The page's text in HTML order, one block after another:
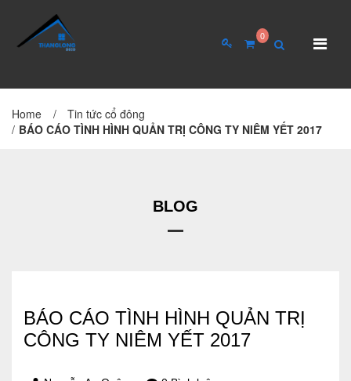
0
TRANG CHỦ
Hồ sơ năng lực
Tin tức cổ đông
Đại hội cổ đông
Home /
Tin tức cổ đông
/ BÁO CÁO TÌNH HÌNH QUẢN TRỊ CÔNG TY NIÊM YẾT 2017
BLOG
BÁO CÁO TÌNH HÌNH QUẢN TRỊ
CÔNG TY NIÊM YẾT 2017